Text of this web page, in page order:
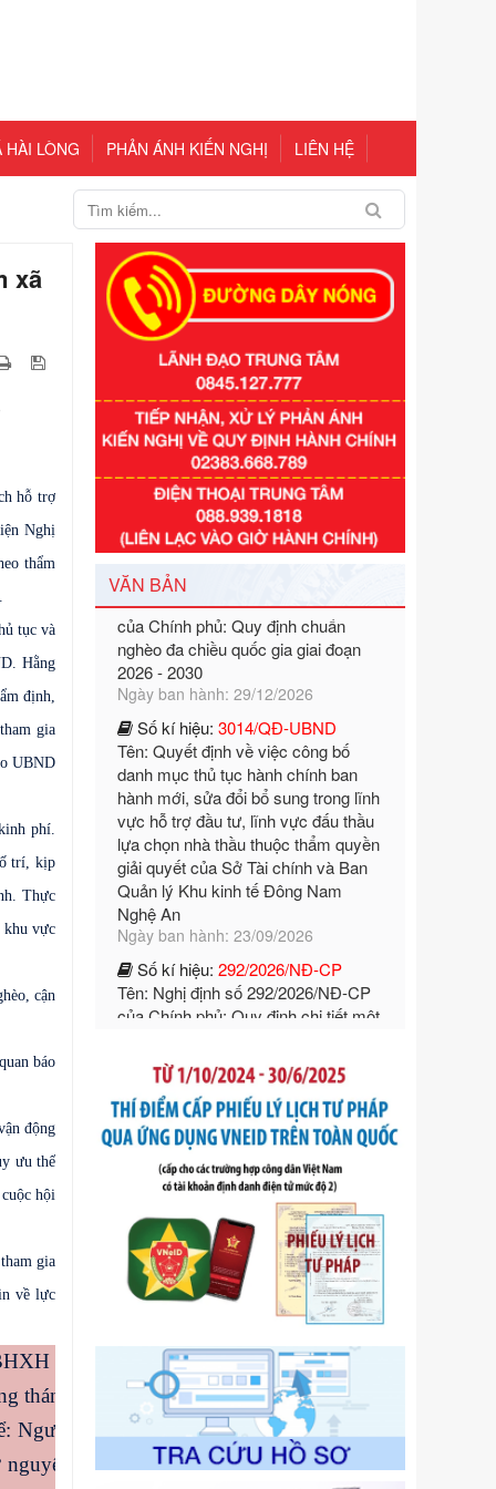
HÀI LÒNG PHẢN ÁNH KIẾN NGHỊ LIÊN HỆ
xã
hỗ trợ
Nghị
thẩm
tục và
Hằng
định,
gia
UBND
phí.
trí, kịp
Thực
khu vực
cận
báo
động
ưu thế
hội
gia
về lực
tự
tháng
Người
VĂN BẢN
Số kí hiệu:351/2025/NĐ-CP
Tên: Nghị định số 351/2025/NĐ-CP
của Chính phủ: Quy định chuẩn
nghèo đa chiều quốc gia giai đoạn
2026 - 2030
Ngày ban hành: 29/12/2026
Số kí hiệu:3014/QĐ-UBND
Tên: Quyết định về việc công bố
danh mục thủ tục hành chính ban
hành mới, sửa đổi bổ sung trong lĩnh
vực hỗ trợ đầu tư, lĩnh vực đấu thầu
lựa chọn nhà thầu thuộc thẩm quyền
giải quyết của Sở Tài chính và Ban
Quản lý Khu kinh tế Đông Nam
Nghệ An
Ngày ban hành: 23/09/2026
Số kí hiệu:292/2026/NĐ-CP
Tên: Nghị định số 292/2026/NĐ-CP
của Chính phủ: Quy định chi tiết một
số điều và biện pháp để tổ chức,
hướng dẫn thi hành Luật Quản lý
ngoại thương
Số kí hiệu:292/2026/NĐ-CP
Tên: Nghị định số 292/2026/NĐ-CP
của Chính phủ: Quy định chi tiết một
số điều và biện pháp để tổ chức,
hướng dẫn thi hành Luật Quản lý
ngoại thương
Ngày ban hành: 21/07/2026
Số kí hiệu:105/2026/TT-BTC
Tên: Thông tư số 105/2026/TT-BTC
của Bộ Tài chính: Bãi bỏ Thông tư số
87/2019/TT- BТC ngày 19 tháng 12
năm 2019 của Bộ trưởng Bộ Tài
chính hướng dẫn thực hiện xử phạt
vi phạm hành chính trong lĩnh vực
kho bạc nhà nước
Ngày ban hành: 21/07/2026
Số kí hiệu:291/2026/NĐ-CP
Tên: Nghị định số 291/2026/NĐ-CP